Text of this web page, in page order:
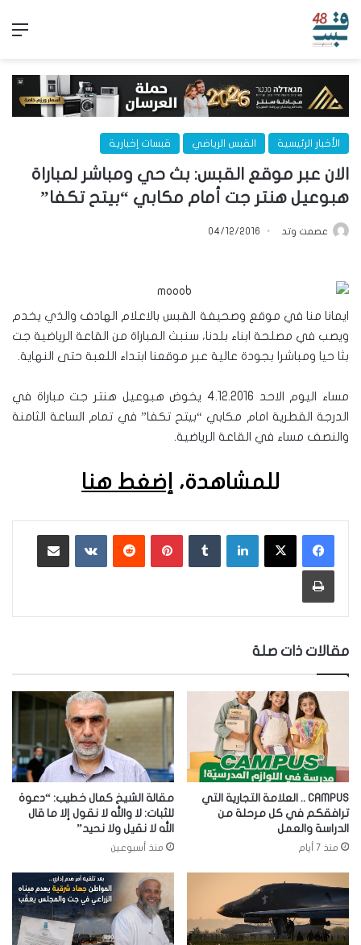
الأخبار الرئيسية القبس الرياضي قبسات إخبارية
الان عبر موقع القبس: بث حي ومباشر لمباراة
هبوعيل هنتر جت أمام مكابي “بيتح تكفا”
عصمت وتد 04/12/2016
ايمانا منا في موقع وصحيفة القبس بالاعلام الهادف والذي يخدم
ويصب في مصلحة ابناء بلدنا، سنبث المباراة من القاعة الرياضية جت
بثا حيا ومباشرا بجودة عالية عبر موقعنا ابتداء اللعبة حتى النهاية.
مساء اليوم الاحد 4.12.2016 يخوض هبوعيل هنتر جت مباراة في
الدرجة القطرية امام مكابي “بيتح تكفا” في تمام الساعة الثامنة
والنصف مساء في القاعة الرياضية.
للمشاهدة، إضغط هنا
لينكدإن بينتيريست ‏VKontakte
طباعة
مقالات ذات صلة
CAMPUS .. العلامة التجارية التي
ترافقكم في كل مرحلة من
الدراسة والعمل
منذ 7 أيام
مقالة الشيخ كمال خطيب: “دعوة
للثبات: لا والله لا نقول إلا ما قال
الله لا نقيل ولا نحيد”
منذ أسبوعين